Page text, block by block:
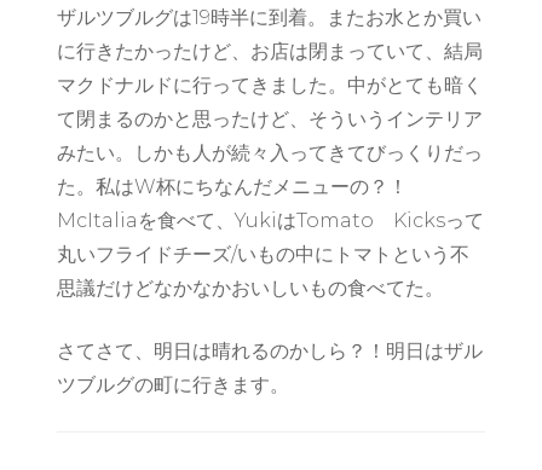
ザルツブルグは19時半に到着。またお水とか買い
に行きたかったけど、お店は閉まっていて、結局
マクドナルドに行ってきました。中がとても暗く
て閉まるのかと思ったけど、そういうインテリア
みたい。しかも人が続々入ってきてびっくりだっ
た。私はW杯にちなんだメニューの？！
McItaliaを食べて、YukiはTomato Kicksって
丸いフライドチーズ/いもの中にトマトという不
思議だけどなかなかおいしいもの食べてた。
さてさて、明日は晴れるのかしら？！明日はザル
ツブルグの町に行きます。